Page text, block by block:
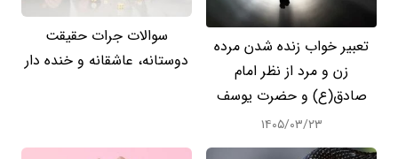
تعبیر خواب زنده شدن مرده
زن و مرد از نظر امام
صادق(ع) و حضرت یوسف
۱۴۰۵/۰۳/۲۳
سوالات جرات حقیقت
دوستانه، عاشقانه و خنده دار